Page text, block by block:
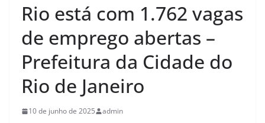
Rio está com 1.762 vagas
de emprego abertas –
Prefeitura da Cidade do
Rio de Janeiro
10 de junho de 2025 admin